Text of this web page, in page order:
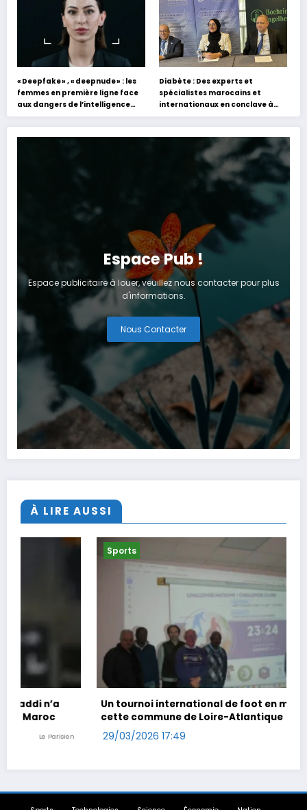
« Deepfake » , « deepnude » : les
femmes en première ligne face
aux dangers de l’intelligence
artificielle
Diabète : Des experts et
spécialistes marocains et
internationaux en conclave à
Tanger
Espace Pub !
Espace publicitaire à louer, veuillez nous contacter pour plus
d'informations.
Nous Contacter
À LIRE AUSSI
Un tournoi international de foot en marchant dans
cette commune de Loire-Atlantique
29/03/2026 17:49